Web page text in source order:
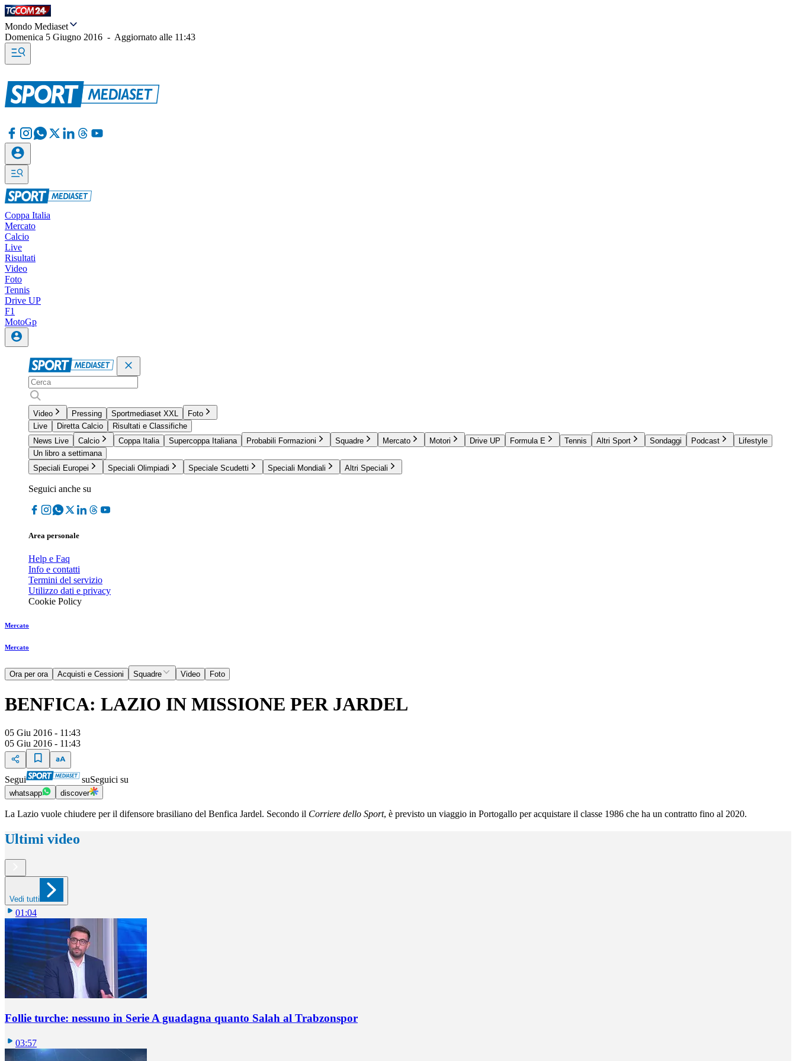
Mondo Mediaset
Domenica 5 Giugno 2016 - Aggiornato alle 11:43
Coppa Italia
Mercato
Calcio
Live
Risultati
Video
Foto
Tennis
Drive UP
F1
MotoGp
Video Pressing Sportmediaset XXL
Foto
Live
Diretta Calcio
Risultati e Classifiche
News Live
Calcio Coppa Italia Supercoppa Italiana Probabili Formazioni Squadre Mercato Motori Drive UP Formula E Tennis Altri Sport Sondaggi Podcast
Lifestyle
Un libro a settimana
Speciali Europei
Speciali Olimpiadi Speciale Scudetti Speciali Mondiali Altri Speciali
Seguici anche su
Area personale
Help e Faq
Info e contatti
Termini del servizio
Utilizzo dati e privacy
Cookie Policy
Mercato
Mercato
Ora per ora Acquisti e Cessioni Squadre Video Foto
BENFICA: LAZIO IN MISSIONE PER JARDEL
05 Giu 2016 - 11:43
05 Giu 2016 - 11:43
Segui suSeguici su
whatsapp discover
La Lazio vuole chiudere per il difensore brasiliano del Benfica Jardel. Secondo il Corriere dello Sport, è previsto un viaggio in Portogallo per acquistare il classe 1986 che ha un contratto fino al 2020.
Ultimi video
Vedi tutti
01:04
Follie turche: nessuno in Serie A guadagna quanto Salah al Trabzonspor
03:57